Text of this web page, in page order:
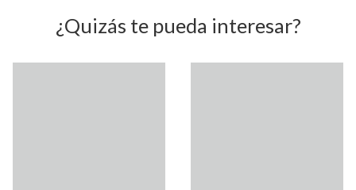
¿Quizás te pueda interesar?